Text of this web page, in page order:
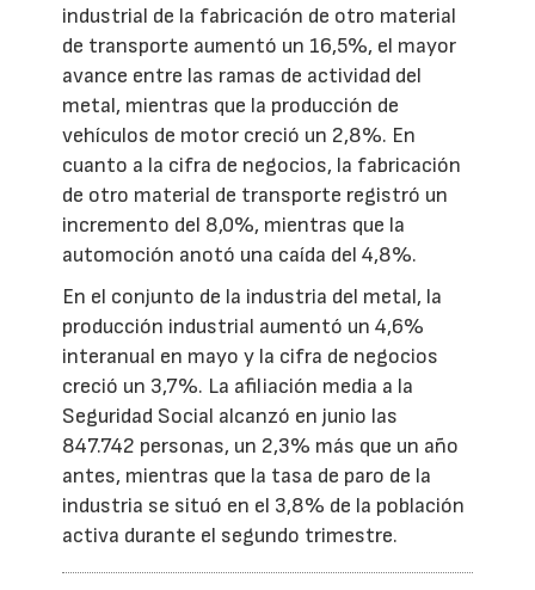
industrial de la fabricación de otro material
de transporte aumentó un 16,5%, el mayor
avance entre las ramas de actividad del
metal, mientras que la producción de
vehículos de motor creció un 2,8%. En
cuanto a la cifra de negocios, la fabricación
de otro material de transporte registró un
incremento del 8,0%, mientras que la
automoción anotó una caída del 4,8%.
En el conjunto de la industria del metal, la
producción industrial aumentó un 4,6%
interanual en mayo y la cifra de negocios
creció un 3,7%. La afiliación media a la
Seguridad Social alcanzó en junio las
847.742 personas, un 2,3% más que un año
antes, mientras que la tasa de paro de la
industria se situó en el 3,8% de la población
activa durante el segundo trimestre.